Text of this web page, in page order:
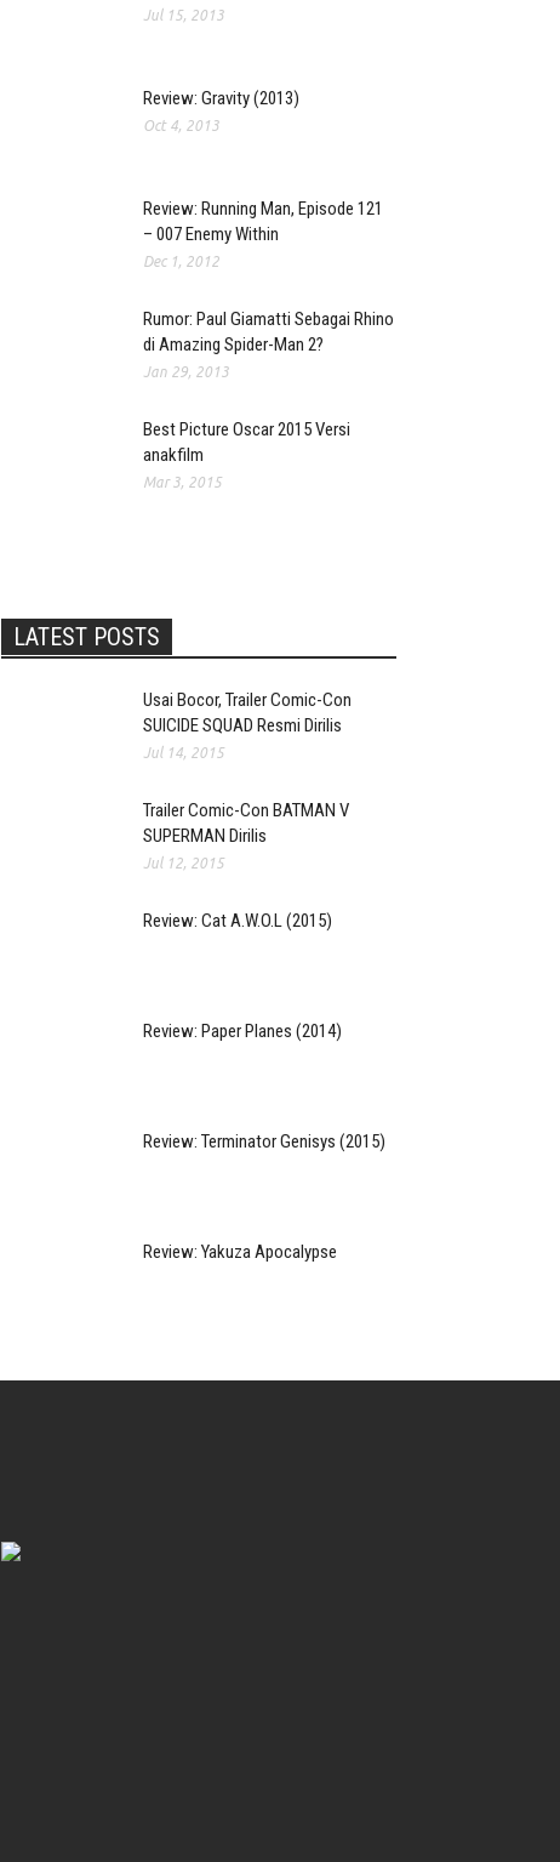
Jul 15, 2013
Review: Gravity (2013)
Oct 4, 2013
Review: Running Man, Episode 121
– 007 Enemy Within
Dec 1, 2012
Rumor: Paul Giamatti Sebagai Rhino
di Amazing Spider-Man 2?
Jan 29, 2013
Best Picture Oscar 2015 Versi
anakfilm
Mar 3, 2015
LATEST POSTS
Usai Bocor, Trailer Comic-Con
SUICIDE SQUAD Resmi Dirilis
Jul 14, 2015
Trailer Comic-Con BATMAN V
SUPERMAN Dirilis
Jul 12, 2015
Review: Cat A.W.O.L (2015)
Review: Paper Planes (2014)
Review: Terminator Genisys (2015)
Review: Yakuza Apocalypse